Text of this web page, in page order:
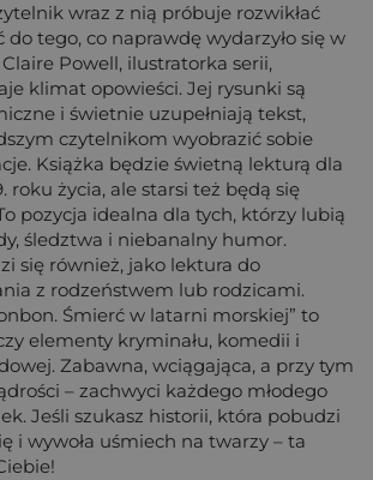
wraz z nią próbuje rozwikłać
tego, co naprawdę wydarzyło się w
Powell, ilustratorka serii,
klimat opowieści. Jej rysunki są
i świetnie uzupełniają tekst,
czytelnikom wyobrazić sobie
Książka będzie świetną lekturą dla
roku życia, ale starsi też będą się
pozycja idealna dla tych, którzy lubią
śledztwa i niebanalny humor.
się również, jako lektura do
z rodzeństwem lub rodzicami.
Śmierć w latarni morskiej” to
elementy kryminału, komedii i
Zabawna, wciągająca, a przy tym
– zachwyci każdego młodego
Jeśli szukasz historii, która pobudzi
i wywoła uśmiech na twarzy – ta